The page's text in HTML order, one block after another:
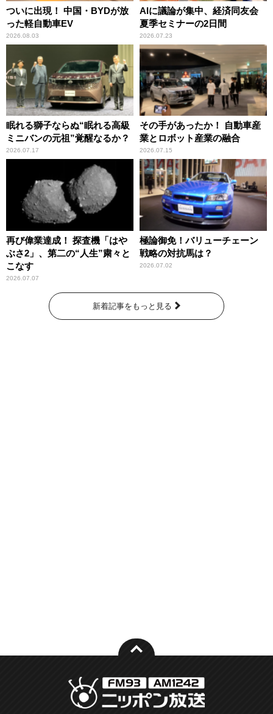
ついに出現！ 中国・BYDが放
った軽自動車EV
2026.08.03
AIに議論が集中、経済同友会
夏季セミナーの2日間
2026.07.23
眠れる獅子ならぬ“眠れる高級
ミニバンの元祖”覚醒なるか？
2026.07.17
その手があったか！ 自動車産
業とロボット産業の融合
2026.07.15
再び偉業達成！ 探査機「はや
ぶさ2」、第二の“人生”粛々と
こなす
2026.07.07
極論御免！バリューチェーン
戦略の対抗馬は？
2026.07.02
新着記事をもっと見る